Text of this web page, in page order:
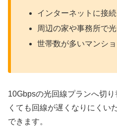
インターネットに接
周辺の家や事務所で
世帯数が多いマンシ
10Gbpsの光回線プランへ切
くても回線が遅くなりにくい
できます。